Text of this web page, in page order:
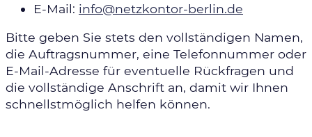
E-Mail: info@netzkontor-berlin.de
Bitte geben Sie stets den vollständigen Namen,
die Auftragsnummer, eine Telefonnummer oder
E-Mail-Adresse für eventuelle Rückfragen und
die vollständige Anschrift an, damit wir Ihnen
schnellstmöglich helfen können.